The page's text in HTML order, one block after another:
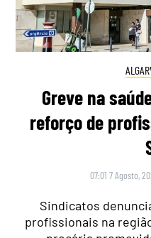
Greve na
reforço de
07:01 7 Agosto,
Sindicatos
profissionais na